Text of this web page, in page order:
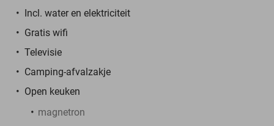
Incl. water en elektriciteit
Gratis wifi
Televisie
Camping-afvalzakje
Open keuken
magnetron